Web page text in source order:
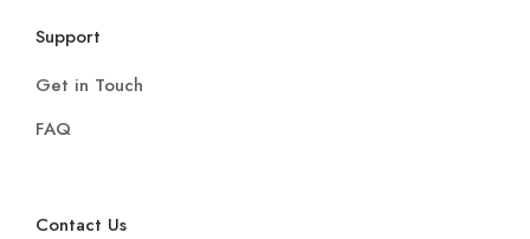
Support
Get in Touch
FAQ
Contact Us